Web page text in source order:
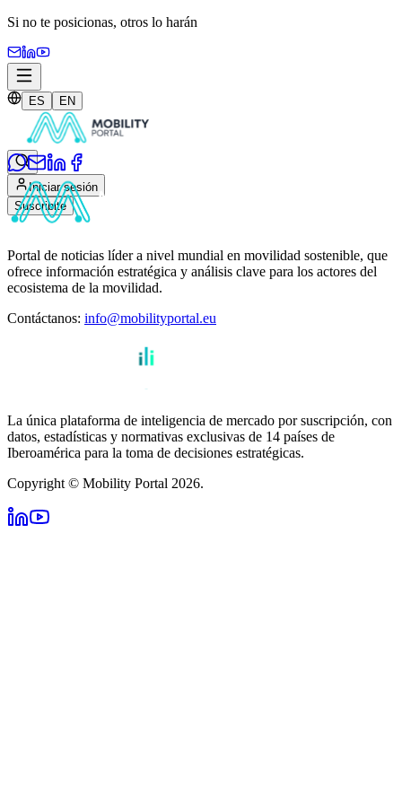
Si no te posicionas, otros lo harán
ES EN
Iniciar sesión
Suscribite
Portal de noticias líder a nivel mundial en movilidad sostenible, que
ofrece información estratégica y análisis clave para los actores del
ecosistema de la movilidad.
Contáctanos: info@mobilityportal.eu
La única plataforma de inteligencia de mercado por suscripción, con
datos, estadísticas y normativas exclusivas de 14 países de
Iberoamérica para la toma de decisiones estratégicas.
Copyright © Mobility Portal 2026.